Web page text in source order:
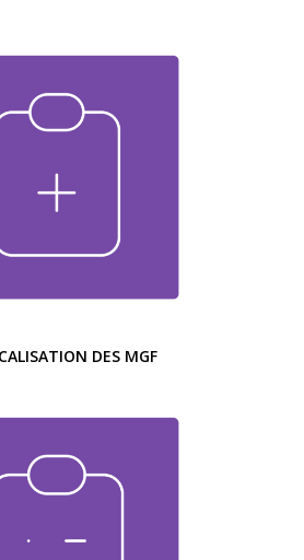
DES MGF